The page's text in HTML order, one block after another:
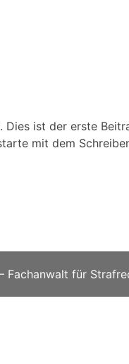
Dies ist der erste
mit dem
Fachanwalt für